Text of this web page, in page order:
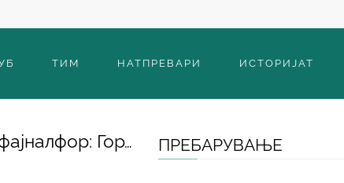
ТИМ НАТПРЕВАРИ ИСТОРИЈАТ
​Илиевски пред кадетскиот фајналфор: Горд сум на овие момци... ПРЕБАРУВАЊЕ